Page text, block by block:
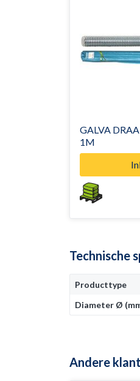
GALVA
1M
Technische
Producttype
Diameter Ø
Andere